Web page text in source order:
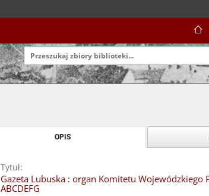
OPIS
Tytuł:
Gazeta Lubuska : organ Komitetu
ABCDEFG